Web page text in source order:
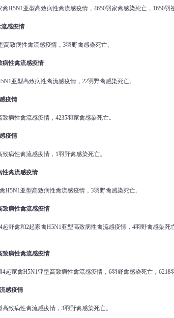
H5N1亚型高致病性禽流感疫情，4650羽家禽感染死亡，1650羽
感疫情
致病性禽流感疫情，3羽野禽感染死亡。
病性禽流感疫情
亚型高致病性禽流感疫情，22羽野禽感染死亡。
疫情
病性禽流感疫情，4235羽家禽感染死亡。
疫情
病性禽流感疫情，1羽野禽感染死亡。
性禽流感疫情
亚型高致病性禽流感疫情，3羽野禽感染死亡。
致病性禽流感疫情
野禽和2起家禽H5N1亚型高致病性禽流感疫情，4羽野禽感染死
致病性禽流感疫情
家禽H5N1亚型高致病性禽流感疫情，6羽野禽感染死亡，6218
感疫情
致病性禽流感疫情，3羽野禽感染死亡。